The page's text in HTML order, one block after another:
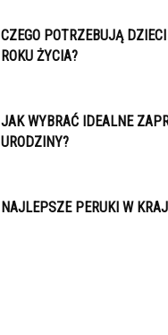
CZEGO POTRZEBUJĄ
ROKU ŻYCIA?
JAK WYBRAĆ IDEALNE
URODZINY?
NAJLEPSZE PERUKI W